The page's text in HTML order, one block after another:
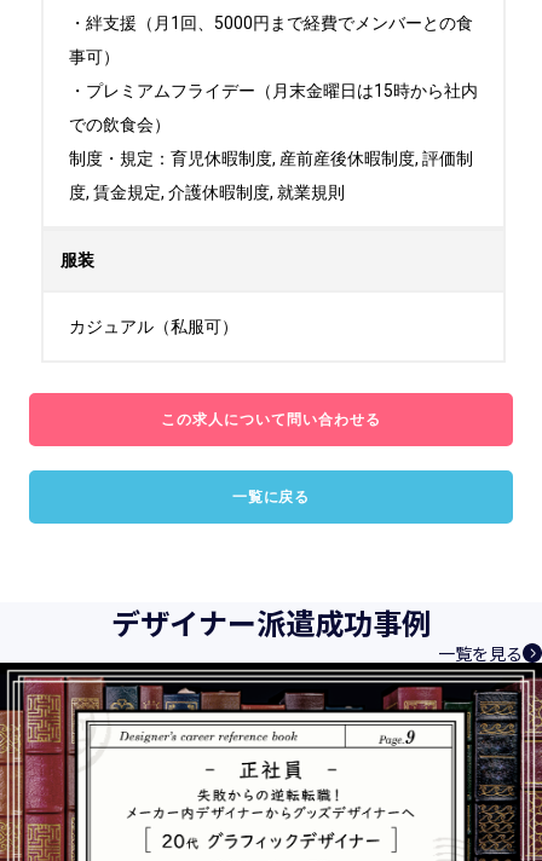
・絆支援（月1回、5000円まで経費でメンバーとの食
事可）
・プレミアムフライデー（月末金曜日は15時から社内
での飲食会）
制度・規定：育児休暇制度, 産前産後休暇制度, 評価制
度, 賃金規定, 介護休暇制度, 就業規則
服装
カジュアル（私服可）
この求人について問い合わせる
一覧に戻る
デザイナー派遣成功事例
一覧を見る